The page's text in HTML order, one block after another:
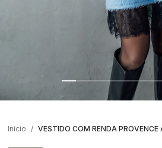
Início VESTIDO COM RENDA PROVENCE